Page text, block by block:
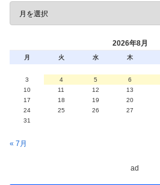
2026年8月
月 火 水 木
3
4 5 6
10
11 12 13
17
18 19 20
24
25 26 27
31
« 7月
ad